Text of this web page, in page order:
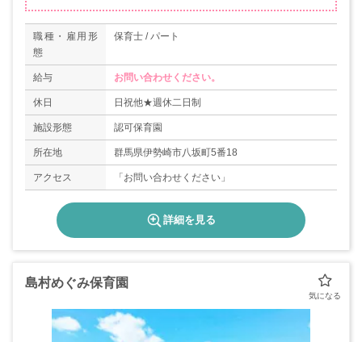
職種・雇用形
態
保育士 / パート
給与 お問い合わせください。
休日 日祝他★週休二日制
施設形態 認可保育園
所在地 群馬県伊勢崎市八坂町5番18
アクセス 「お問い合わせください」
詳細を見る
島村めぐみ保育園